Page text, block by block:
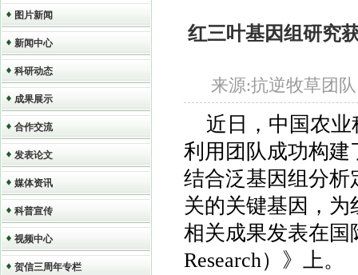
图片新闻
新闻中心
科研动态
成果展示
合作交流
发表论文
媒体资讯
科普宣传
视频中心
贺信三周年专栏
红三叶基因组研究
来源:抗逆牧草团
近日，中国农
利用团队成功构建
结合泛基因组分析
关的关键基因，
相关成果发表在国
Research）》上。